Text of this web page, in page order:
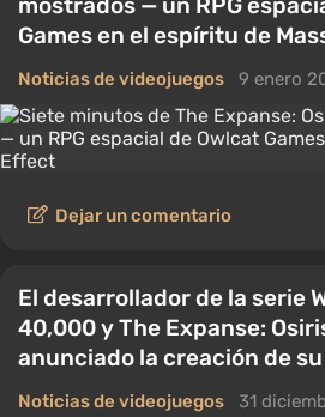
Games en el espíritu de
Noticias de videojuegos 9 enero
Dejar un comentario
El desarrollador de la serie
40,000 y The Expanse:
anunciado la creación de
Noticias de videojuegos 31